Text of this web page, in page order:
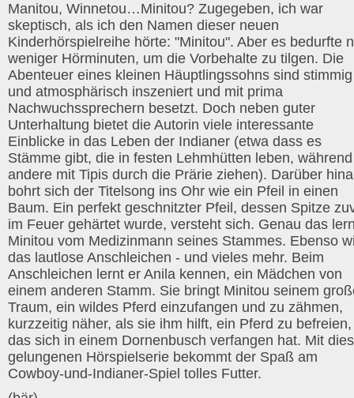
Manitou, Winnetou…Minitou? Zugegeben, ich war
skeptisch, als ich den Namen dieser neuen
Kinderhörspielreihe hörte: "Minitou". Aber es bedurfte
weniger Hörminuten, um die Vorbehalte zu tilgen. Die
Abenteuer eines kleinen Häuptlingssohns sind stimmig
und atmosphärisch inszeniert und mit prima
Nachwuchssprechern besetzt. Doch neben guter
Unterhaltung bietet die Autorin viele interessante
Einblicke in das Leben der Indianer (etwa dass es
Stämme gibt, die in festen Lehmhütten leben, während
andere mit Tipis durch die Prärie ziehen). Darüber
bohrt sich der Titelsong ins Ohr wie ein Pfeil in einen
Baum. Ein perfekt geschnitzter Pfeil, dessen Spitze
im Feuer gehärtet wurde, versteht sich. Genau das
Minitou vom Medizinmann seines Stammes. Ebenso
das lautlose Anschleichen - und vieles mehr. Beim
Anschleichen lernt er Anila kennen, ein Mädchen von
einem anderen Stamm. Sie bringt Minitou seinem
Traum, ein wildes Pferd einzufangen und zu zähmen,
kurzzeitig näher, als sie ihm hilft, ein Pferd zu befreien,
das sich in einem Dornenbusch verfangen hat. Mit
gelungenen Hörspielserie bekommt der Spaß am
Cowboy-und-Indianer-Spiel tolles Futter.